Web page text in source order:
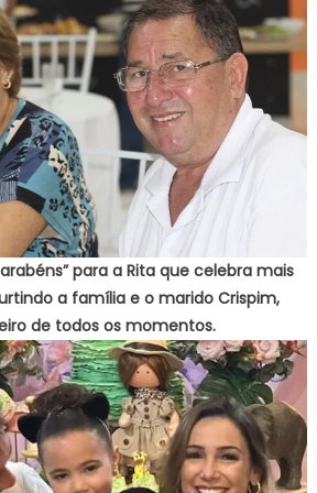
para a Rita que celebra mais
a família e o marido Crispim,
de todos os momentos.